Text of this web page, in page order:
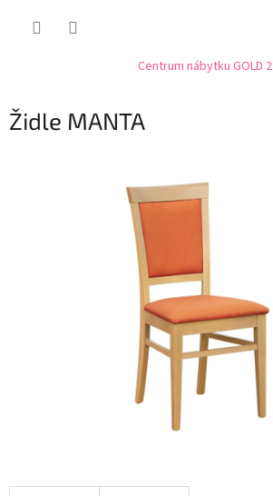
Centrum nábytku GOLD 2
Židle MANTA